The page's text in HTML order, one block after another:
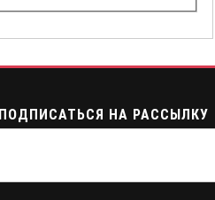
ПОДПИСАТЬСЯ НА РАССЫЛКУ